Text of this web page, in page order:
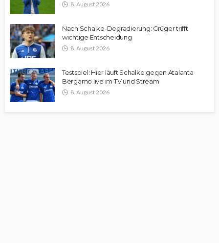
8. August 2026
Nach Schalke-Degradierung: Grüger trifft
wichtige Entscheidung
8. August 2026
Testspiel: Hier läuft Schalke gegen Atalanta
Bergamo live im TV und Stream
8. August 2026